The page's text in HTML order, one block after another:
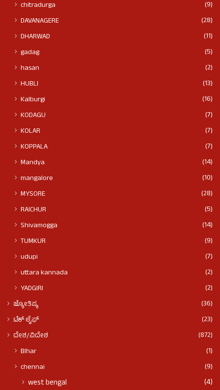
chitradurga
(9)
DAVANAGERE
(28)
DHARWAD
(11)
gadag
(5)
hasan
(2)
HUBLI
(13)
Kalburgi
(16)
KODAGU
(7)
KOLAR
(7)
KOPPALA
(7)
Mandya
(14)
mangalore
(10)
MYSORE
(28)
RAICHUR
(5)
Shivamogga
(14)
TUMKUR
(9)
udupi
(7)
uttara kannada
(2)
YADGIRI
(2)
ಜ್ಯೋತಿಷ್ಯ
(36)
ಟೆಕ್ ಲೈಫ್
(23)
ದೇಶ/ವಿದೇಶ
(872)
BIhar
(1)
chennai
(9)
west bengal (4)